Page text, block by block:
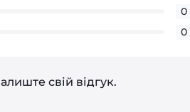
0
0
свій відгук.